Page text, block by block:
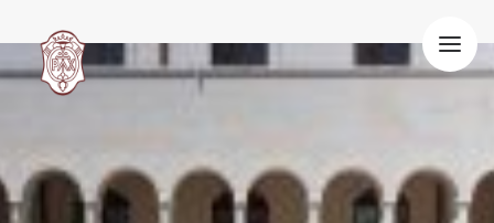
HOME
LA NOSTRA VITA
VOCAZIONE